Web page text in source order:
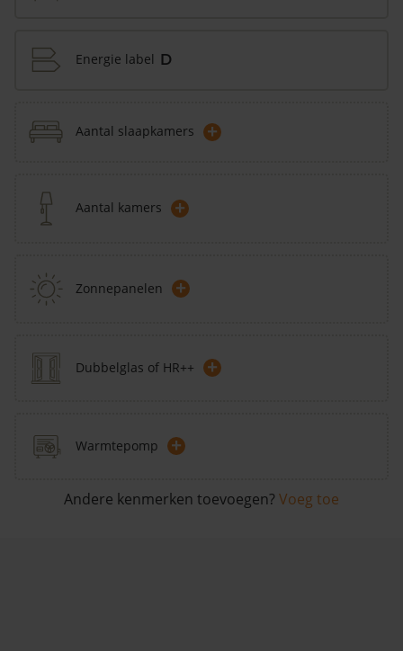
Energie label D
Aantal slaapkamers +
Aantal kamers +
Zonnepanelen +
Dubbelglas of HR++ +
Warmtepomp +
Andere kenmerken toevoegen? Voeg toe